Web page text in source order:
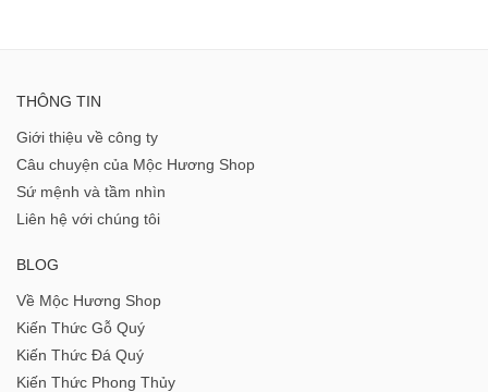
THÔNG TIN
Giới thiệu về công ty
Câu chuyện của Mộc Hương Shop
Sứ mệnh và tầm nhìn
Liên hệ với chúng tôi
BLOG
Về Mộc Hương Shop
Kiến Thức Gỗ Quý
Kiến Thức Đá Quý
Kiến Thức Phong Thủy